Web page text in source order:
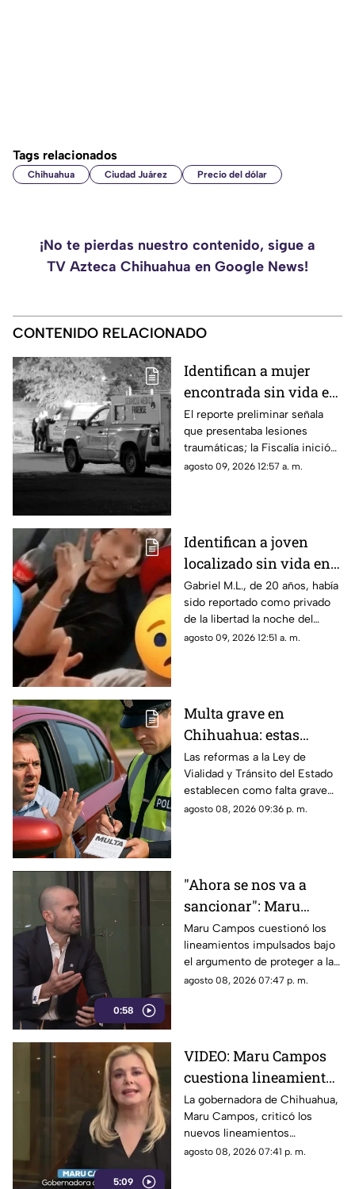
Tags relacionados
Chihuahua Ciudad Juárez Precio del dólar
¡No te pierdas nuestro contenido, sigue a
TV Azteca Chihuahua en Google News!
CONTENIDO RELACIONADO
Identifican a mujer
encontrada sin vida en
la colonia Valles de
Chihuahua
El reporte preliminar señala
que presentaba lesiones
traumáticas; la Fiscalía inició
las investigaciones para
agosto 09, 2026 12:57 a. m.
Identifican a joven
localizado sin vida en
Ciudad Juárez; había
sido "levantado"
Gabriel M.L., de 20 años, había
sido reportado como privado
de la libertad la noche del
jueves.
agosto 09, 2026 12:51 a. m.
Multa grave en
Chihuahua: estas
velocidades ya pueden
generar sanciones más
severas
Las reformas a la Ley de
Vialidad y Tránsito del Estado
establecen como falta grave
superar en 25 kilómetros por
agosto 08, 2026 09:36 p. m.
0:58
"Ahora se nos va a
sancionar": Maru
Campos acusa censura
en nuevos
lineamientos para
medios
Maru Campos cuestionó los
lineamientos impulsados bajo
el argumento de proteger a las
audiencias y afirmó que
agosto 08, 2026 07:47 p. m.
5:09
VIDEO: Maru Campos
cuestiona lineamientos
para medios y advierte
riesgos para la libertad
de expresión
La gobernadora de Chihuahua,
Maru Campos, criticó los
nuevos lineamientos
relacionados con los derechos
agosto 08, 2026 07:41 p. m.